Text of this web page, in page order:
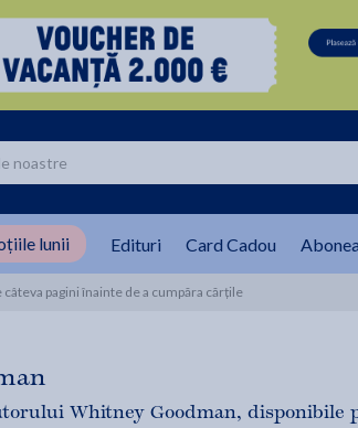
lunii Edituri Card Cadou
câteva pagini înainte de a cumpăra cărțile
Whitney Goodman,